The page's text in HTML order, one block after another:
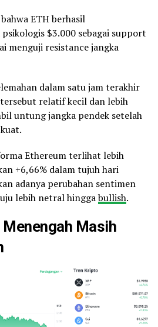
ETH berhasil
$3.000 sebagai support
menguji resistance jangka
dalam satu jam terakhir
relatif kecil dan lebih
untung jangka pendek setelah
Ethereum terlihat lebih
+6,66% dalam tujuh hari
adanya perubahan sentimen
lebih netral hinggabullish.
Masih